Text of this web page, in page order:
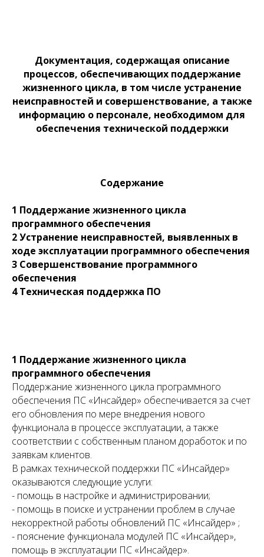
Документация, содержащая описание
процессов, обеспечивающих поддержание
жизненного цикла, в том числе устранение
неисправностей и совершенствование, а также
информацию о персонале, необходимом для
обеспечения технической поддержки
Содержание
1 Поддержание жизненного цикла
программного обеспечения
2 Устранение неисправностей, выявленных в
ходе эксплуатации программного обеспечения
3 Совершенствование программного
обеспечения
4 Техническая поддержка ПО
1 Поддержание жизненного цикла
программного обеспечения
Поддержание жизненного цикла программного
обеспечения ПС «Инсайдер» обеспечивается за счет
его обновления по мере внедрения нового
функционала в процессе эксплуатации, а также
соответствии с собственным планом доработок и по
заявкам клиентов.
В рамках технической поддержки ПС «Инсайдер»
оказываются следующие услуги:
- помощь в настройке и администрировании;
- помощь в поиске и устранении проблем в случае
некорректной работы обновлений ПС «Инсайдер» ;
- пояснение функционала модулей ПС «Инсайдер»,
помощь в эксплуатации ПС «Инсайдер».